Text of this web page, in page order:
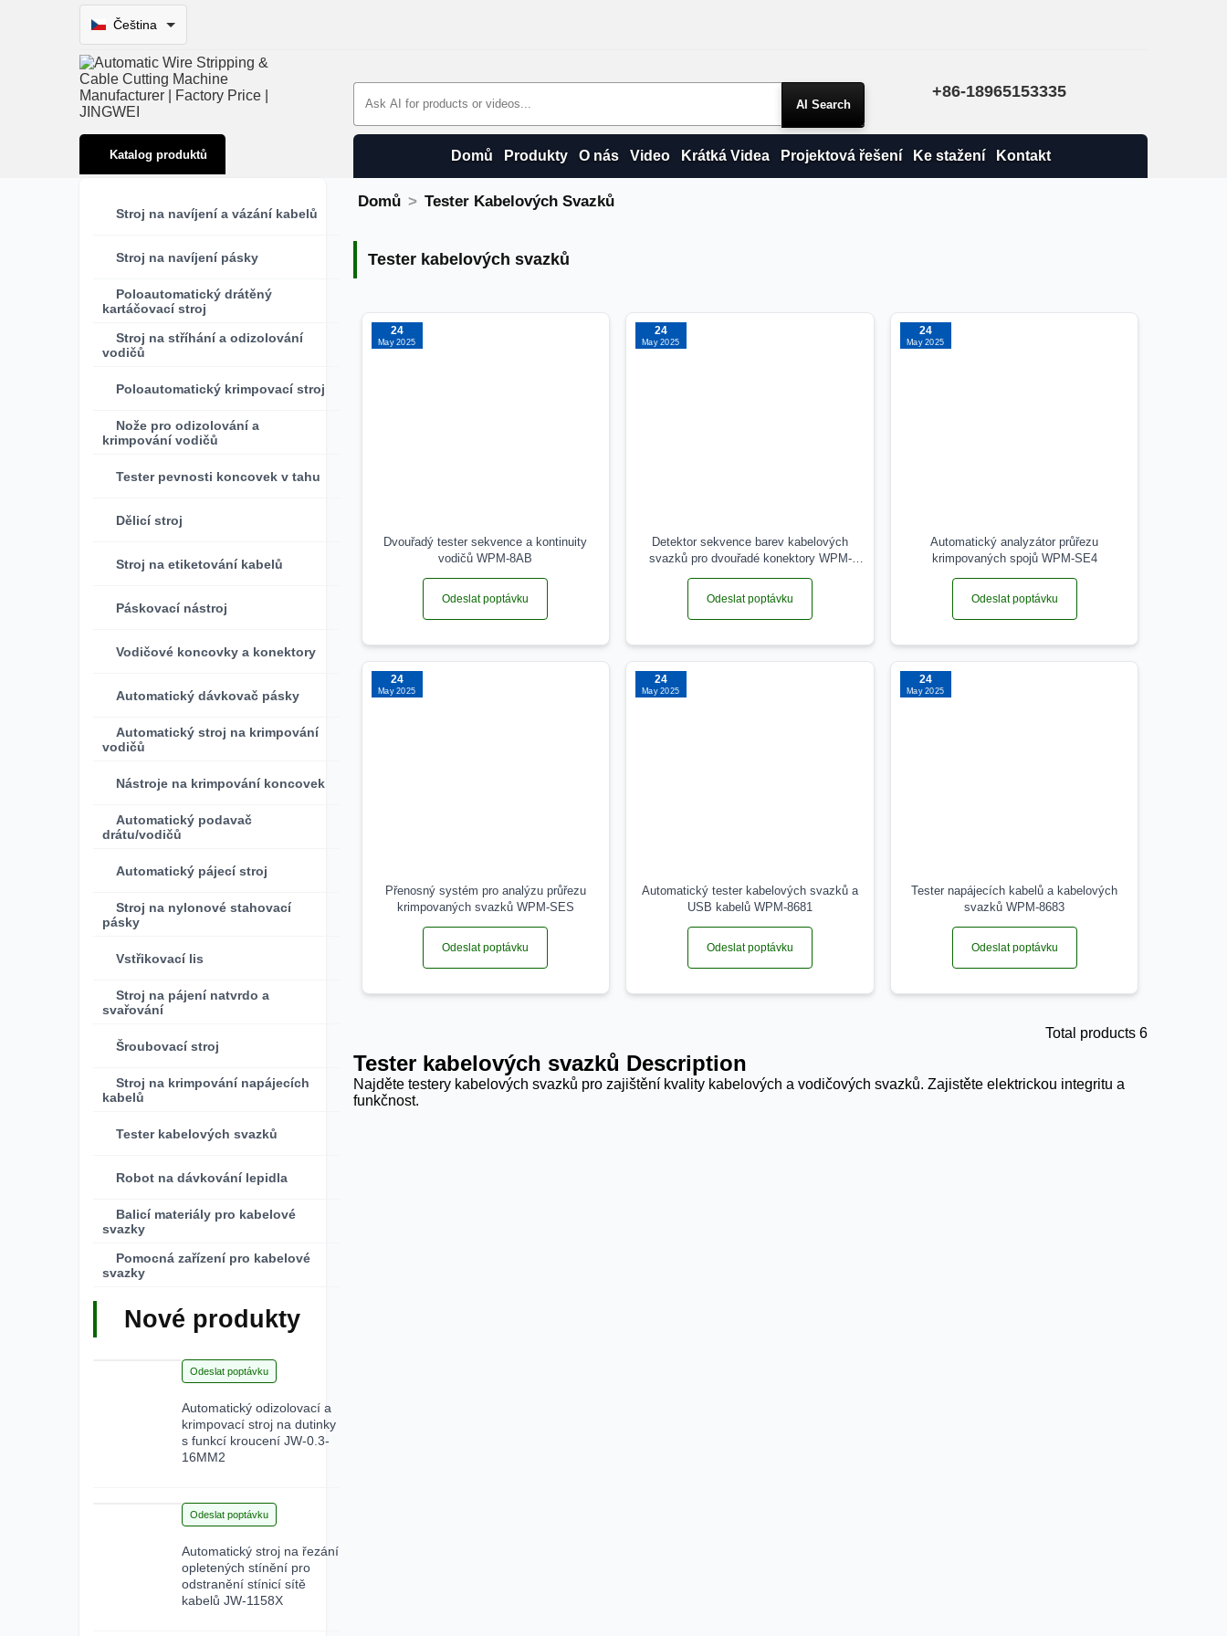
Čeština
Search Products +86-18965153335
Katalog produktů Domů Produkty O nás Video Krátká Videa Projektová řešení Ke stažení Kontakt
Stroj na navíjení a vázání kabelů
Stroj na navíjení pásky
Poloautomatický drátěný
kartáčovací stroj
Stroj na stříhání a odizolování
vodičů
Poloautomatický krimpovací stroj
Nože pro odizolování a
krimpování vodičů
Tester pevnosti koncovek v tahu
Dělicí stroj
Stroj na etiketování kabelů
Páskovací nástroj
Vodičové koncovky a konektory
Automatický dávkovač pásky
Automatický stroj na krimpování
vodičů
Nástroje na krimpování koncovek
Automatický podavač
drátu/vodičů
Automatický pájecí stroj
Stroj na nylonové stahovací
pásky
Vstřikovací lis
Stroj na pájení natvrdo a
svařování
Šroubovací stroj
Stroj na krimpování napájecích
kabelů
Tester kabelových svazků
Robot na dávkování lepidla
Balicí materiály pro kabelové
svazky
Pomocná zařízení pro kabelové
svazky
Nové produkty
Odeslat poptávku
Automatický odizolovací a
krimpovací stroj na dutinky
s funkcí kroucení JW-0.3-
16MM2
Odeslat poptávku
Automatický stroj na řezání
opletených stínění pro
odstranění stínicí sítě
kabelů JW-1158X
Domů Tester Kabelových Svazků
Tester kabelových svazků
24
May 2025
Dvouřadý tester sekvence a kontinuity
vodičů WPM-8AB
Odeslat poptávku
24
May 2025
Detektor sekvence barev kabelových
svazků pro dvouřadé konektory WPM-
Odeslat poptávku
24
May 2025
Automatický analyzátor průřezu
krimpovaných spojů WPM-SE4
Odeslat poptávku
24
May 2025
Přenosný systém pro analýzu průřezu
krimpovaných svazků WPM-SES
Odeslat poptávku
24
May 2025
Automatický tester kabelových svazků a
USB kabelů WPM-8681
Odeslat poptávku
24
May 2025
Tester napájecích kabelů a kabelových
svazků WPM-8683
Odeslat poptávku
Total products 6
Tester kabelových svazků Description
Najděte testery kabelových svazků pro zajištění kvality kabelových a vodičových svazků. Zajistěte elektrickou integritu a
funkčnost.